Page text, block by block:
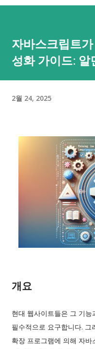
로 약 180억 달러가 투입될
OpenAI가 AI 분야의 선두
사용해 더욱 강력한 도구를
기대를 표했습니다.
드는 AI 업계에서 OpenAI
것입니다. 향후 지속적인
능성이 폭넓어지면서,
수 있을 것입니다. OpenAI
자바스크립트
성화 가이드: 알
2월 24, 2025
개요
현대 웹사이트들은 그 기
필수적으로 요구합니다.
확장 프로그램에 의해 자